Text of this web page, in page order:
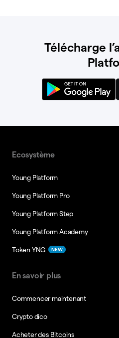
Télécharge
Ecosystème
Young Platform
Young Platform Pro
Young Platform Step
Young Platform Academy
Token YNG NEW
En savoir plus
Commencer maintenant
Crypto dico
Acheter des Bitcoins